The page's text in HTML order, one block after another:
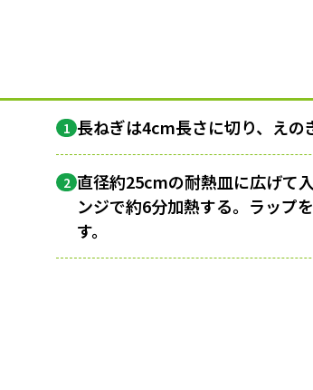
1 長ねぎは4cm長さに切り、えの
2 直径約25cmの耐熱皿に広げて
ンジで約6分加熱する。ラップ
す。